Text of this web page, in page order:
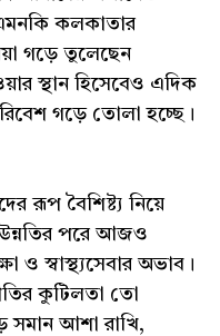
কলকাতার
গড়ে তুলেছেন
স্থান হিসেবেও এদিক
গড়ে তোলা হচ্ছে।
রূপ বৈশিষ্ট্য নিয়ে
পরে আজও
ও স্বাস্থ্যসেবার অভাব।
কুটিলতা তো
সমান আশা রাখি,